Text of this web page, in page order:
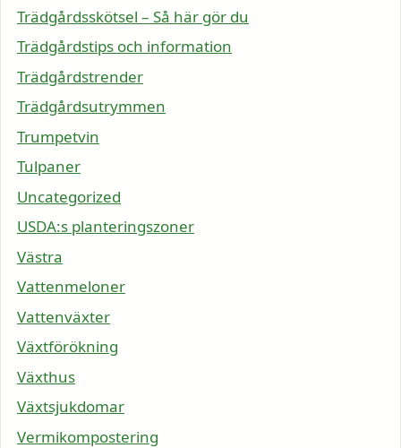
Trädgårdsskötsel – Så här gör du
Trädgårdstips och information
Trädgårdstrender
Trädgårdsutrymmen
Trumpetvin
Tulpaner
Uncategorized
USDA:s planteringszoner
Västra
Vattenmeloner
Vattenväxter
Växtförökning
Växthus
Växtsjukdomar
Vermikompostering